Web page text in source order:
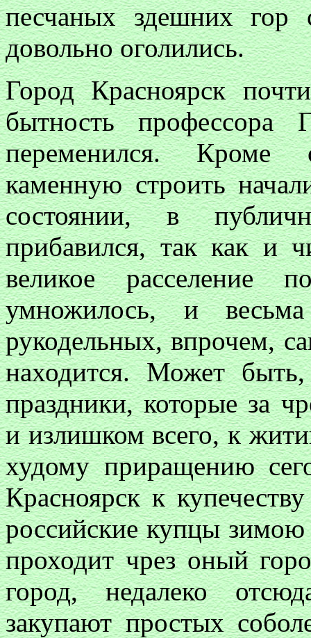
песчаных здешних гор
довольно оголились.
Город Красноярск
бытность профессора
переменился. Кроме
каменную строить
состоянии, в
прибавился, так как и
великое
умножилось, и
рукодельных, впрочем,
находится. Может
праздники, которые за
и излишком всего, к
худому приращению
Красноярск к
российские купцы зимою
проходит чрез оный
город, недалеко
закупают простых